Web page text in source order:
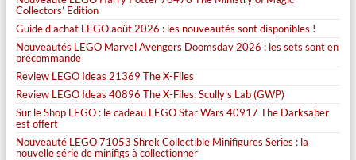
Collectors’ Edition
Guide d’achat LEGO août 2026 : les nouveautés sont disponibles !
Nouveautés LEGO Marvel Avengers Doomsday 2026 : les sets sont en
précommande
Review LEGO Ideas 21369 The X-Files
Review LEGO Ideas 40896 The X-Files: Scully’s Lab (GWP)
Sur le Shop LEGO : le cadeau LEGO Star Wars 40917 The Darksaber
est offert
Nouveauté LEGO 71053 Shrek Collectible Minifigures Series : la
nouvelle série de minifigs à collectionner